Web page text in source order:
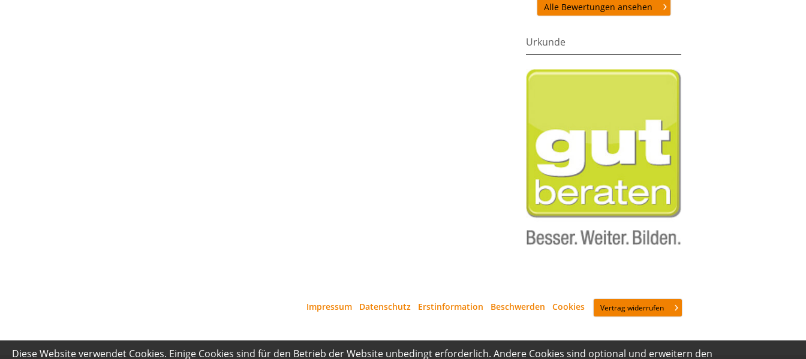
Alle Bewertungen ansehen
Urkunde
Impressum Datenschutz Erstinformation Beschwerden Cookies Vertrag widerrufen
Diese Website verwendet Cookies. Einige Cookies sind für den Betrieb der Website unbedingt erforderlich. Andere Cookies sind optional und erweitern den